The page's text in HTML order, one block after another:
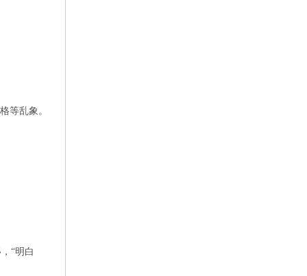
等乱象。
“明白